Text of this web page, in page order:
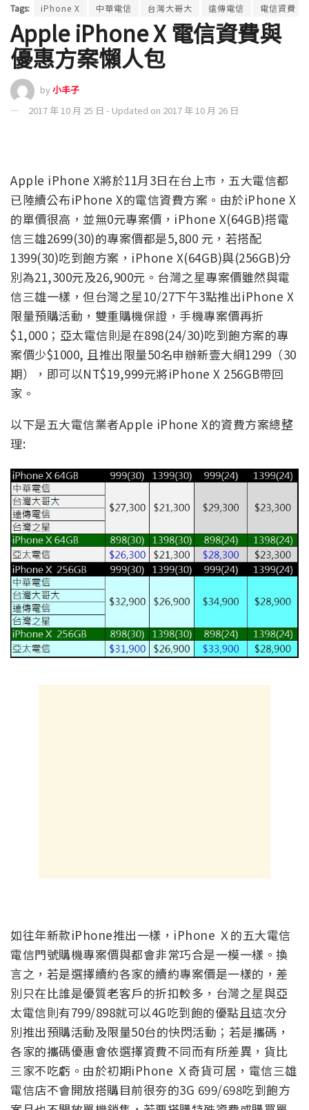
Tags: iPhone X 中華電信 台灣大哥大 遠傳電信 電信資費
Apple iPhone X 電信資費與
優惠方案懶人包
by小丰子
2017 年 10 月 25 日 - Updated on 2017 年 10 月 26 日
Apple iPhone X將於11月3日在台上市，五大電信都
已陸續公布iPhone X的電信資費方案。由於iPhone X
的單價很高，並無0元專案價，iPhone X(64GB)搭電
信三雄2699(30)的專案價都是5,800 元，若搭配
1399(30)吃到飽方案，iPhone X(64GB)與(256GB)分
別為21,300元及26,900元。台灣之星專案價雖然與電
信三雄一樣，但台灣之星10/27下午3點推出iPhone X
限量預購活動，雙重購機保證，手機專案價再折
$1,000；亞太電信則是在898(24/30)吃到飽方案的專
案價少$1000, 且推出限量50名申辦新壹大網1299（30
期），即可以NT$19,999元將iPhone X 256GB帶回
家。
以下是五大電信業者Apple iPhone X的資費方案總整
理:
如往年新款iPhone推出一樣， iPhone Ｘ 的五大電信
電信門號購機專案價與都會非常巧合是一模一樣。換
言之，若是選擇續約各家的續約專案價是一樣的，差
別只在比誰是優質老客戶的折扣較多，台灣之星與亞
太電信則有799/898就可以4G吃到飽的優點且這次分
別推出預購活動及限量50台的快閃活動；若是攜碼，
各家的攜碼優惠會依選擇資費不同而有所差異，貨比
三家不吃虧。由於初期iPhone Ｘ 奇貨可居，電信三雄
電信店不會開放搭購目前很夯的3G 699/698吃到飽方